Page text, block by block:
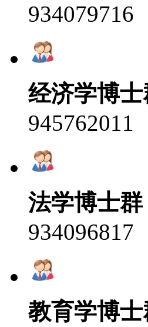
934079716
经济学博士
945762011
法学博士群
934096817
教育学博士